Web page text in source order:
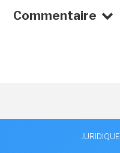
Commentaire
JURIDIQUE